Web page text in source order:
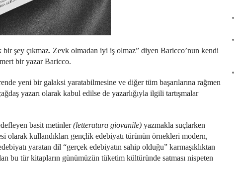
şey çıkmaz. Zevk olmadan iyi iş olmaz” diyen Baricco’nun kendi
bir yazar Baricco.
yeni bir galaksi yaratabilmesine ve diğer tüm başarılarına rağmen
yazarı olarak kabul edilse de yazarlığıyla ilgili tartışmalar
basit metinler(letteratura giovanile) yazmakla suçlarken
olarak kullandıkları gençlik edebiyatı türünün örnekleri modern,
yaratan dil “gerçek edebiyatın sahip olduğu” karmaşıklıktan
bu tür kitapların günümüzün tüketim kültüründe satması nispeten